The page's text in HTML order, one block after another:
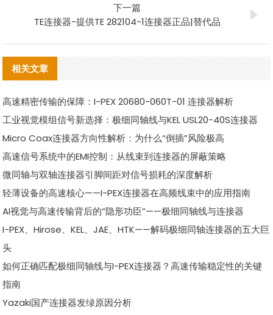
下一篇
TE连接器-提供TE 282104-1连接器正品|替代品
相关文章
高速精密传输的保障：I-PEX 20680-060T-01 连接器解析
工业视觉模组信号新选择：极细同轴线与KEL USL20-40S连接器
Micro Coax连接器方向性解析：为什么“倒插”风险极高
高速信号系统中的EMI控制：从线束到连接器的屏蔽策略
微同轴与双轴连接器引脚间距对信号损耗的深度解析
轻薄设备的高速核心——I-PEX连接器在高频线束中的应用指南
AI视觉与高速传输背后的“隐形功臣”——极细同轴线与连接器
I-PEX、Hirose、KEL、JAE、HTK——解码极细同轴连接器的五大巨
头
如何正确匹配极细同轴线与I-PEX连接器？高速传输稳定性的关键
指南
Yazaki国产连接器发绿原因分析